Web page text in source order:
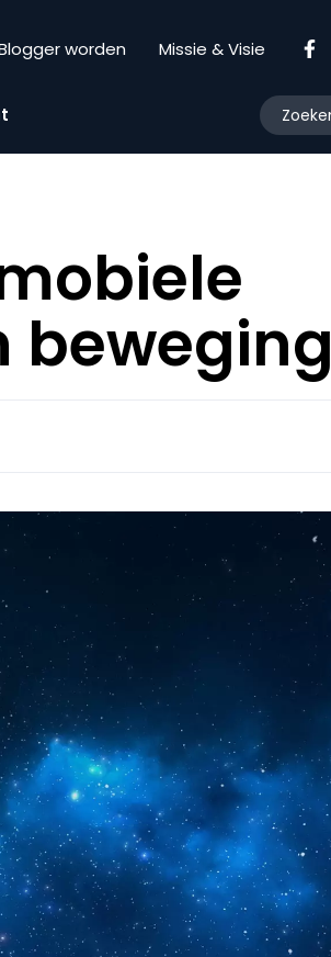
worden Missie & Visie
beweging